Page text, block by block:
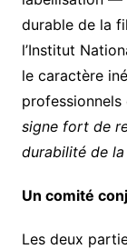
durable de la
l’Institut
le caractère
professionnels
signe fort de
durabilité de la
Un comité
Les deux